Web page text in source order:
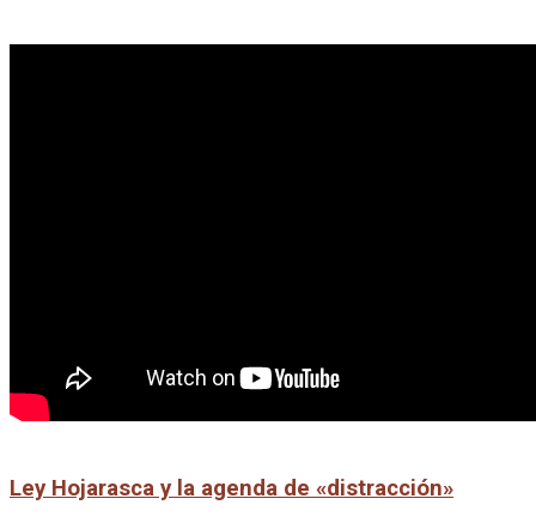
Ley Hojarasca y la agenda de «distracción»